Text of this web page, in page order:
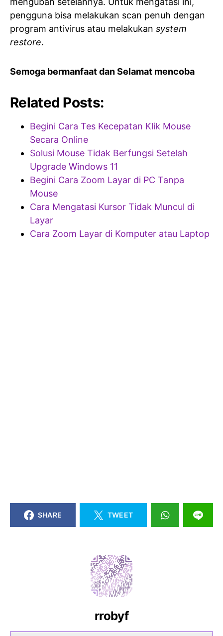
pengguna bisa melakukan scan penuh dengan
program antivirus atau melakukan system
restore.
Semoga bermanfaat dan Selamat mencoba
Related Posts:
Begini Cara Tes Kecepatan Klik Mouse
Secara Online
Solusi Mouse Tidak Berfungsi Setelah
Upgrade Windows 11
Begini Cara Zoom Layar di PC Tanpa
Mouse
Cara Mengatasi Kursor Tidak Muncul di
Layar
Cara Zoom Layar di Komputer atau Laptop
SHARE TWEET
rrobyf